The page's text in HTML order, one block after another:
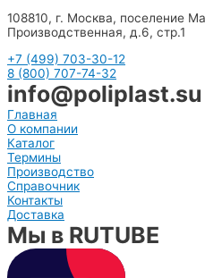
108810, г. Москва, поселение
Производственная, д.6, стр.1
+7 (499) 703-30-12
8 (800) 707-74-32
info@poliplast.su
Главная
О компании
Каталог
Термины
Производство
Справочник
Контакты
Доставка
Мы в RUTUBE